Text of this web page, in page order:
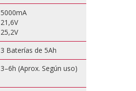
5000mA
21,6V
25,2V
3 Baterías de 5Ah
3–6h (Aprox. Según uso)